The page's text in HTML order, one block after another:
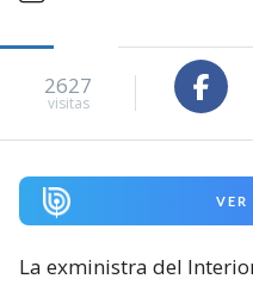
2627
visitas
VER
La exministra del